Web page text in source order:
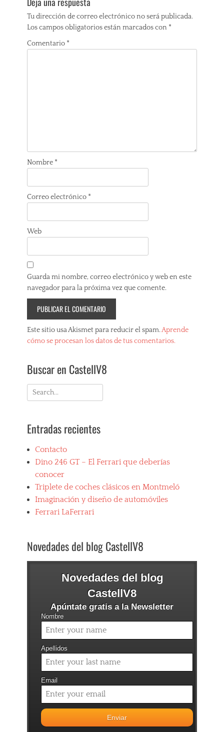
Tu dirección de correo electrónico no será publicada.
Los campos obligatorios están marcados con *
Comentario *
Nombre *
Correo electrónico *
Web
Guarda mi nombre, correo electrónico y web en este
navegador para la próxima vez que comente.
Este sitio usa Akismet para reducir el spam.Aprende
cómo se procesan los datos de tus comentarios.
Buscar en CastellV8
Search
for:
Entradas recientes
Contacto
Dino 246 GT – El Ferrari que deberías
conocer
Triplete de coches clásicos en Montmeló
Imaginación y diseño de automóviles
Ferrari LaFerrari
Novedades del blog CastellV8
Novedades del blog
CastellV8
Apúntate gratis a la Newsletter
Nombre
Apellidos
Email